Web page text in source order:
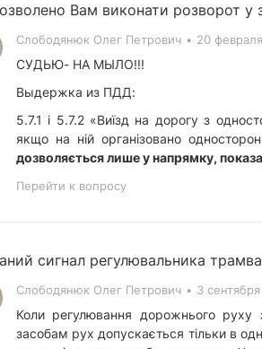
Вам виконати розворот у
Слободянюк Олег Петрович • 20
СУДЬЮ- НА МЫЛО!!!
Выдержка из ПДД:
5.7.1 і 5.7.2 «Виїзд на дорогу з
якщо на ній організовано
дозволяється лише у напрямку,
Перейти к вопросу
сигнал регулювальника
Слободянюк Олег Петрович • 3
Коли регулювання дорожнього руху
засобам рух допускається тільки в